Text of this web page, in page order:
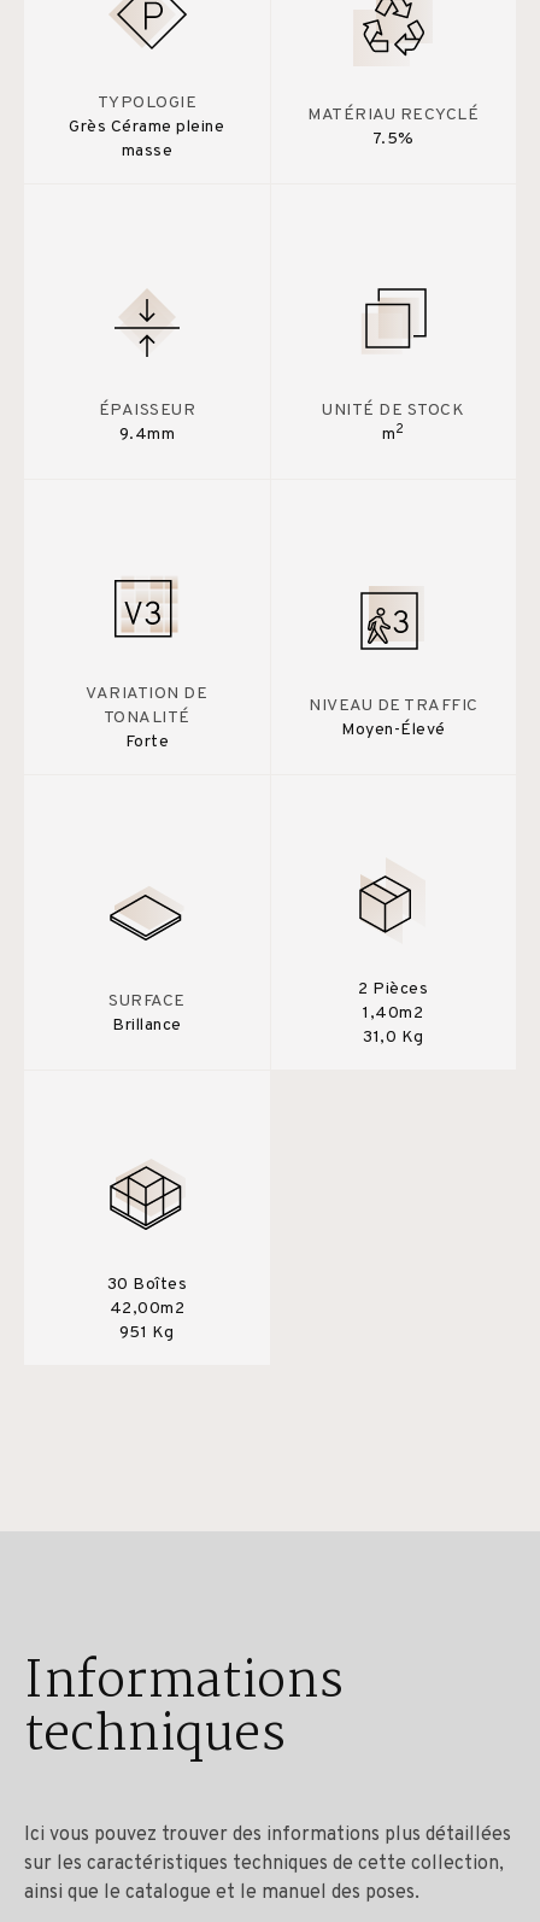
TYPOLOGIE
Grès Cérame pleine
masse
MATÉRIAU RECYCLÉ
7.5%
ÉPAISSEUR
9.4mm
UNITÉ DE STOCK
m2
VARIATION DE
TONALITÉ
Forte
NIVEAU DE TRAFFIC
Moyen-Élevé
SURFACE
Brillance
2 Pièces
1,40m2
31,0 Kg
30 Boîtes
42,00m2
951 Kg
Informations
techniques
Ici vous pouvez trouver des informations plus détaillées
sur les caractéristiques techniques de cette collection,
ainsi que le catalogue et le manuel des poses.